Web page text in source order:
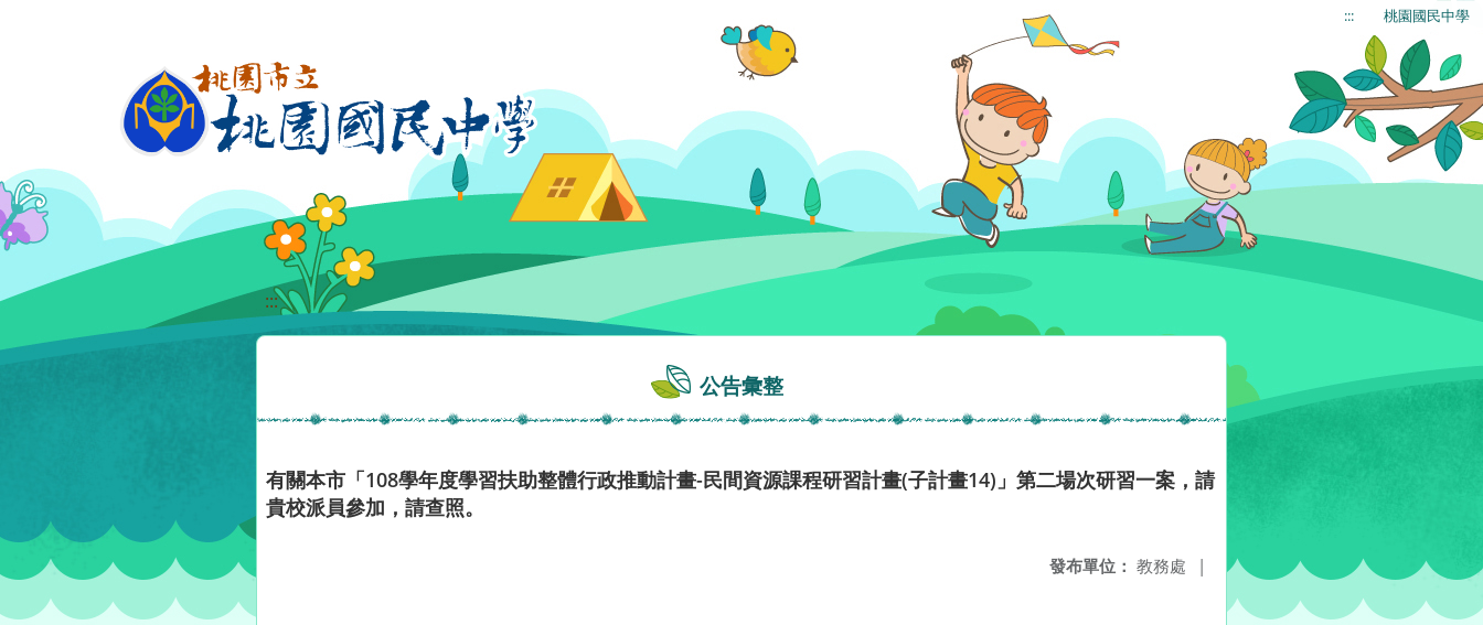
::: 桃園國民中學
:::
公告彙整
有關本市「108學年度學習扶助整體行政推動計畫-民間資源課程研習計畫(子計畫14)」第二場次研習一案，請
貴校派員參加，請查照。
發布單位： 教務處 |